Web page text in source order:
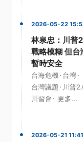
2026-05-22
林泉忠：川普
戰略模糊 但台
暫時安全
台海危機 · 台灣·
台灣議題 · 川普
川習會 · 更多...
2026-05-21